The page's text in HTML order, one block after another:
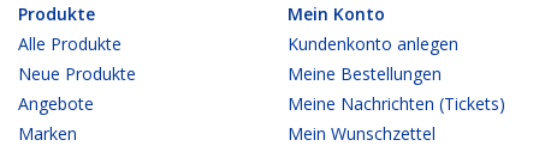
Produkte
Alle Produkte
Neue Produkte
Angebote
Marken
Mein Konto
Kundenkonto anlegen
Meine Bestellungen
Meine Nachrichten (Tickets)
Mein Wunschzettel